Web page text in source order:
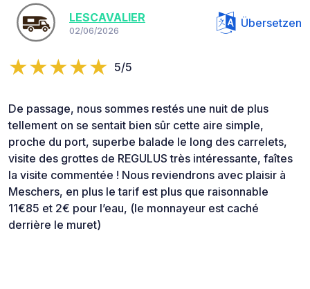
LESCAVALIER
02/06/2026
Übersetzen
5/5
De passage, nous sommes restés une nuit de plus
tellement on se sentait bien sûr cette aire simple,
proche du port, superbe balade le long des carrelets,
visite des grottes de REGULUS très intéressante, faîtes
la visite commentée ! Nous reviendrons avec plaisir à
Meschers, en plus le tarif est plus que raisonnable
11€85 et 2€ pour l’eau, (le monnayeur est caché
derrière le muret)